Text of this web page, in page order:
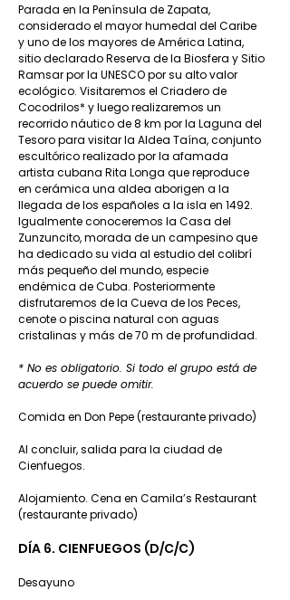
Parada en la Península de Zapata,
considerado el mayor humedal del Caribe
y uno de los mayores de América Latina,
sitio declarado Reserva de la Biosfera y Sitio
Ramsar por la UNESCO por su alto valor
ecológico. ​Visitaremos el Criadero de
Cocodrilos* y luego realizaremos un
recorrido náutico de 8 km por la Laguna del
Tesoro para visitar la Aldea Taína, conjunto
escultórico realizado por la afamada
artista cubana Rita Longa que reproduce
en cerámica una aldea aborigen a la
llegada de los españoles a la isla en 1492.
Igualmente conoceremos la Casa del
Zunzuncito, morada de un campesino que
ha dedicado su vida al estudio del colibrí
más pequeño del mundo, especie
endémica de Cuba. Posteriormente
disfrutaremos de la Cueva de los Peces,
cenote o piscina natural con aguas
cristalinas y más de 70 m de profundidad.
* No es obligatorio. Si todo el grupo está de
acuerdo se puede omitir.
Comida en Don Pepe (restaurante privado)
Al concluir, salida para la ciudad de
Cienfuegos.
Alojamiento. Cena en Camila’s Restaurant
(restaurante privado)
DÍA 6. CIENFUEGOS (D/C/C)
Desayuno